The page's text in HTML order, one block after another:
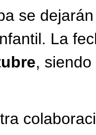
se
La
,